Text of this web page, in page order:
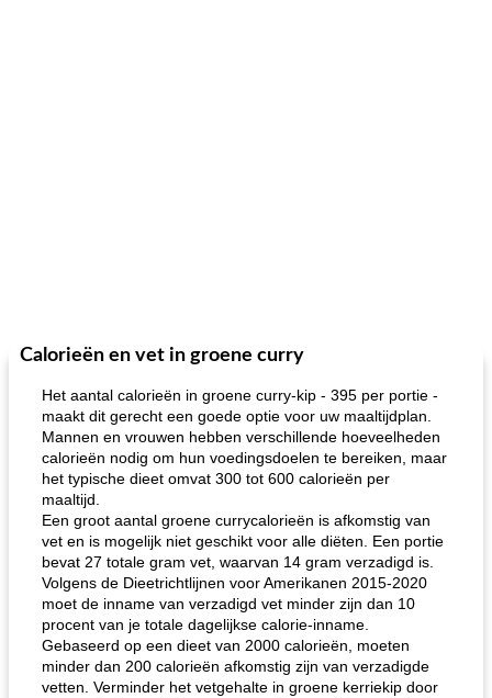
Calorieën en vet in groene curry
Het aantal calorieën in groene curry-kip - 395 per portie -
maakt dit gerecht een goede optie voor uw maaltijdplan.
Mannen en vrouwen hebben verschillende hoeveelheden
calorieën nodig om hun voedingsdoelen te bereiken, maar
het typische dieet omvat 300 tot 600 calorieën per
maaltijd.
Een groot aantal groene currycalorieën is afkomstig van
vet en is mogelijk niet geschikt voor alle diëten. Een portie
bevat 27 totale gram vet, waarvan 14 gram verzadigd is.
Volgens de Dieetrichtlijnen voor Amerikanen 2015-2020
moet de inname van verzadigd vet minder zijn dan 10
procent van je totale dagelijkse calorie-inname.
Gebaseerd op een dieet van 2000 calorieën, moeten
minder dan 200 calorieën afkomstig zijn van verzadigde
vetten. Verminder het vetgehalte in groene kerriekip door